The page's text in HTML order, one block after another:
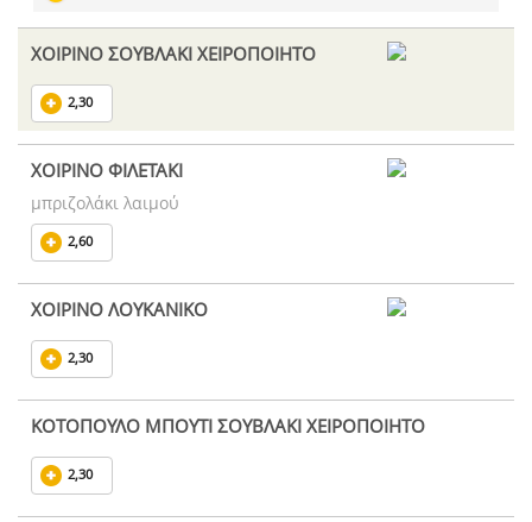
ΧΟΙΡΙΝΟ ΣΟΥΒΛΑΚΙ ΧΕΙΡΟΠΟΙΗΤΟ
2,30
ΧΟΙΡΙΝΟ ΦΙΛΕΤΑΚΙ
μπριζολάκι λαιμού
2,60
ΧΟΙΡΙΝΟ ΛΟΥΚΑΝΙΚΟ
2,30
ΚΟΤΟΠΟΥΛΟ ΜΠΟΥΤΙ ΣΟΥΒΛΑΚΙ ΧΕΙΡΟΠΟΙΗΤΟ
2,30